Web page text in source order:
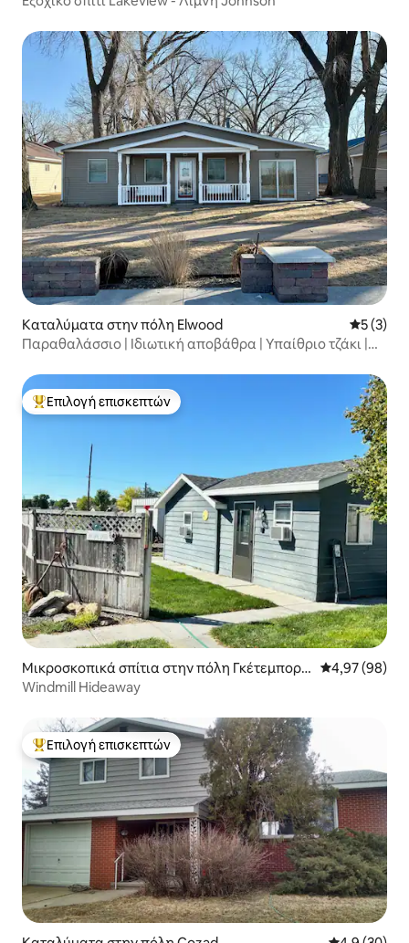
Καταλύματα στην πόλη Elwood Μέση
5 (3)
Παραθαλάσσιο | Ιδιωτική αποβάθρα | Υπαίθριο τζάκι |
Κορυφαία επιλογή επισκεπτών
Επιλογή επισκεπτών
Μικροσκοπικά σπίτια στην πόλη Γκέτεμποργ
κ
Μέση
4,97 (98)
Windmill Hideaway
Κορυφαία επιλογή επισκεπτών
Επιλογή επισκεπτών